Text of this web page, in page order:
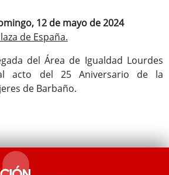
12 de mayo de 2024
de España.
del Área de Igualdad Lourdes
acto del 25 Aniversario de la
de Barbaño.